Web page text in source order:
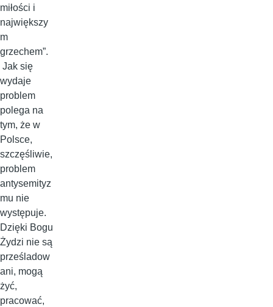
miłości i
największy
m
grzechem”.
Jak się
wydaje
problem
polega na
tym, że w
Polsce,
szczęśliwie,
problem
antysemityz
mu nie
występuje.
Dzięki Bogu
Żydzi nie są
prześladow
ani, mogą
żyć,
pracować,